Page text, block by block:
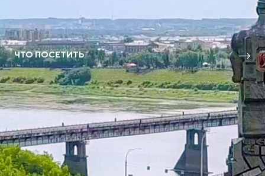
ЧТО ПОСЕТИТЬ